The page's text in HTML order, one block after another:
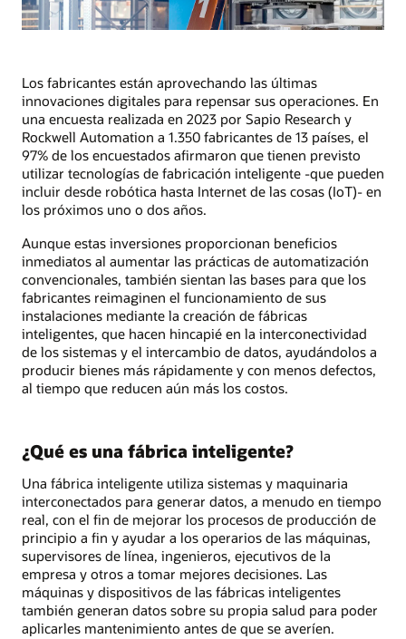
Los fabricantes están aprovechando las últimas
innovaciones digitales para repensar sus operaciones. En
una encuesta realizada en 2023 por Sapio Research y
Rockwell Automation a 1.350 fabricantes de 13 países, el
97% de los encuestados afirmaron que tienen previsto
utilizar tecnologías de fabricación inteligente -que pueden
incluir desde robótica hasta Internet de las cosas (IoT)- en
los próximos uno o dos años.
Aunque estas inversiones proporcionan beneficios
inmediatos al aumentar las prácticas de automatización
convencionales, también sientan las bases para que los
fabricantes reimaginen el funcionamiento de sus
instalaciones mediante la creación de fábricas
inteligentes, que hacen hincapié en la interconectividad
de los sistemas y el intercambio de datos, ayudándolos a
producir bienes más rápidamente y con menos defectos,
al tiempo que reducen aún más los costos.
¿Qué es una fábrica inteligente?
Una fábrica inteligente utiliza sistemas y maquinaria
interconectados para generar datos, a menudo en tiempo
real, con el fin de mejorar los procesos de producción de
principio a fin y ayudar a los operarios de las máquinas,
supervisores de línea, ingenieros, ejecutivos de la
empresa y otros a tomar mejores decisiones. Las
máquinas y dispositivos de las fábricas inteligentes
también generan datos sobre su propia salud para poder
aplicarles mantenimiento antes de que se averíen.